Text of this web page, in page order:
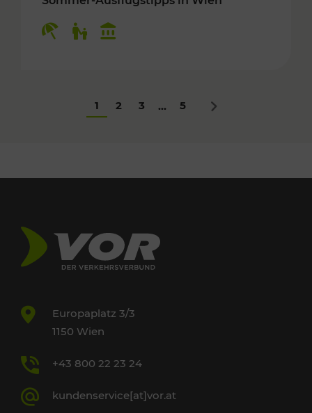
1 2 3 ... 5 Nächstes
Europaplatz 3/3
1150 Wien
+43 800 22 23 24
kundenservice[at]vor.at